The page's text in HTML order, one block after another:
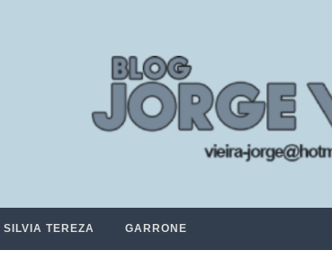
SILVIA TEREZA GARRONE